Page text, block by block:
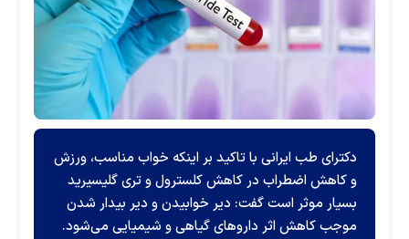
دکترای طب ایرانی با تاکید بر اینکه خواب مناسب، ورزش
و کاهش اضطراب در کاهش کلسترول و تری گلیسیرید
بسیار موثر است گفت: دیر خوابیدن و دیر بیدار شدن
موجب کاهش اثر دارو‌های گیاهی و شیمیایی می‌شود.